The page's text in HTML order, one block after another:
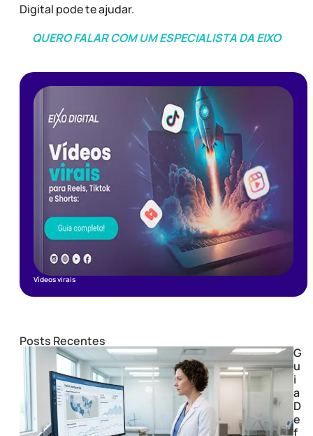
Digital pode te ajudar.
QUERO FALAR COM UM ESPECIALISTA DA EIXO
Vídeos virais
Posts Recentes
G
u
i
a
D
e
f